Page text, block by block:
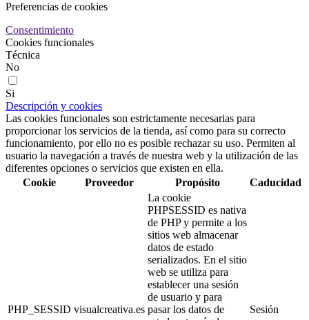
Preferencias de cookies
Consentimiento
Cookies funcionales
Técnica
No
Si
Descripción y cookies
Las cookies funcionales son estrictamente necesarias para
proporcionar los servicios de la tienda, así como para su correcto
funcionamiento, por ello no es posible rechazar su uso. Permiten al
usuario la navegación a través de nuestra web y la utilización de las
diferentes opciones o servicios que existen en ella.
Cookie
Proveedor Propósito Caducidad
PHP_SESSID visualcreativa.es
La cookie
PHPSESSID es nativa
de PHP y permite a los
sitios web almacenar
datos de estado
serializados. En el sitio
web se utiliza para
establecer una sesión
de usuario y para
pasar los datos de
Sesión